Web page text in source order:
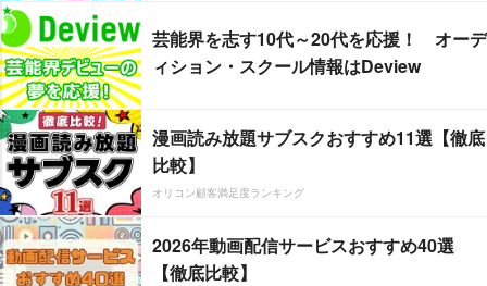
芸能界を志す10代～20代を応援！ オーデ
ィション・スクール情報はDeview
漫画読み放題サブスクおすすめ11選【徹底
比較】
オリコン顧客満足度ランキング
2026年動画配信サービスおすすめ40選
【徹底比較】